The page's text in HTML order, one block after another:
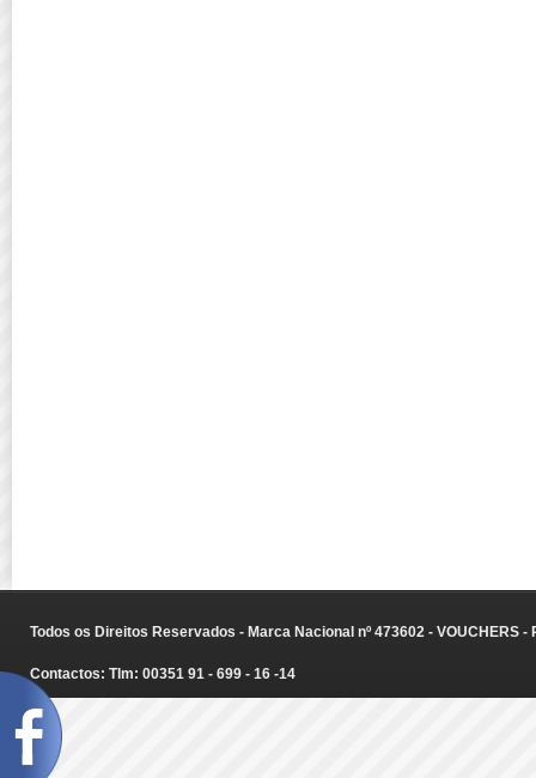
Todos os Direitos Reservados - Marca Nacional nº 473602 - VOUCHERS
Contactos: Tlm: 00351 91 - 699 - 16 -14